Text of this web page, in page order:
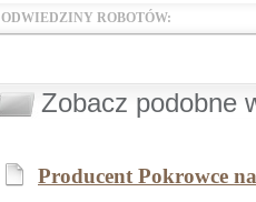
ODWIEDZINY ROBOTÓW:
Zobacz podobne
Producent Pokrowce